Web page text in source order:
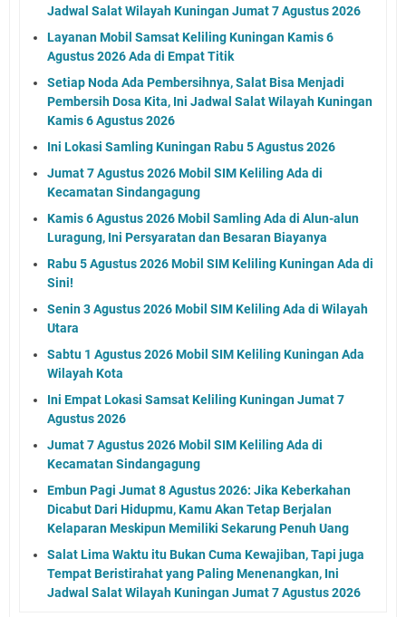
Jadwal Salat Wilayah Kuningan Jumat 7 Agustus 2026
Layanan Mobil Samsat Keliling Kuningan Kamis 6
Agustus 2026 Ada di Empat Titik
Setiap Noda Ada Pembersihnya, Salat Bisa Menjadi
Pembersih Dosa Kita, Ini Jadwal Salat Wilayah Kuningan
Kamis 6 Agustus 2026
Ini Lokasi Samling Kuningan Rabu 5 Agustus 2026
Jumat 7 Agustus 2026 Mobil SIM Keliling Ada di
Kecamatan Sindangagung
Kamis 6 Agustus 2026 Mobil Samling Ada di Alun-alun
Luragung, Ini Persyaratan dan Besaran Biayanya
Rabu 5 Agustus 2026 Mobil SIM Keliling Kuningan Ada di
Sini!
Senin 3 Agustus 2026 Mobil SIM Keliling Ada di Wilayah
Utara
Sabtu 1 Agustus 2026 Mobil SIM Keliling Kuningan Ada
Wilayah Kota
Ini Empat Lokasi Samsat Keliling Kuningan Jumat 7
Agustus 2026
Jumat 7 Agustus 2026 Mobil SIM Keliling Ada di
Kecamatan Sindangagung
Embun Pagi Jumat 8 Agustus 2026: Jika Keberkahan
Dicabut Dari Hidupmu, Kamu Akan Tetap Berjalan
Kelaparan Meskipun Memiliki Sekarung Penuh Uang
Salat Lima Waktu itu Bukan Cuma Kewajiban, Tapi juga
Tempat Beristirahat yang Paling Menenangkan, Ini
Jadwal Salat Wilayah Kuningan Jumat 7 Agustus 2026